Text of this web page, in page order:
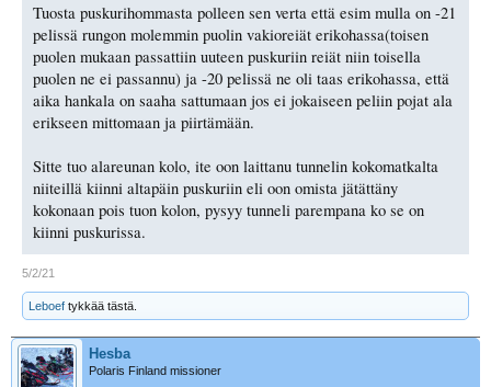
Tuosta puskurihommasta polleen sen verta että esim mulla on -21
pelissä rungon molemmin puolin vakioreiät erikohassa(toisen
puolen mukaan passattiin uuteen puskuriin reiät niin toisella
puolen ne ei passannu) ja -20 pelissä ne oli taas erikohassa, että
aika hankala on saaha sattumaan jos ei jokaiseen peliin pojat ala
erikseen mittomaan ja piirtämään.
Sitte tuo alareunan kolo, ite oon laittanu tunnelin kokomatkalta
niiteillä kiinni altapäin puskuriin eli oon omista jätättäny
kokonaan pois tuon kolon, pysyy tunneli parempana ko se on
kiinni puskurissa.
5/2/21
Leboef tykkää tästä.
Hesba
Polaris Finland missioner